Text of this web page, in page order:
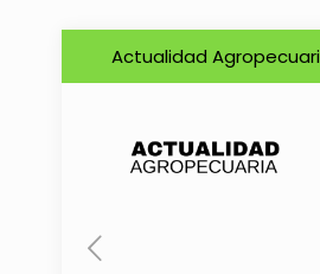
Actualidad